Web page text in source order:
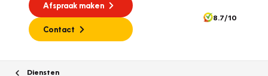
Afspraak maken
Contact
8.7/10
Diensten